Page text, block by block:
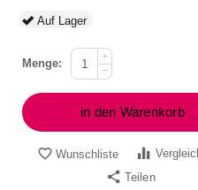
Auf Lager
Menge:
+
−
in den Warenkorb
Wunschliste
Teilen